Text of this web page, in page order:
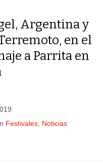
Argentina y
en el
a Parrita en
Festivales Noticias